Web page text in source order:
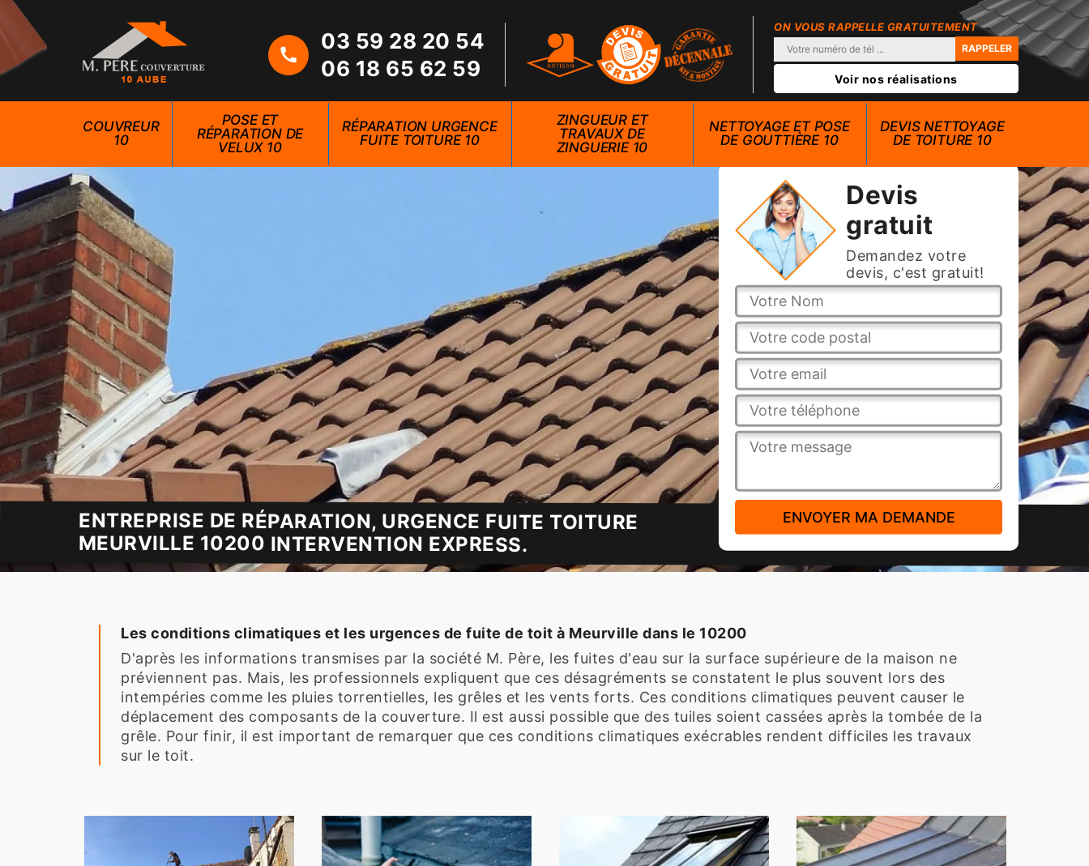
03 59 28 20 54
06 18 65 62 59
ON VOUS RAPPELLE GRATUITEMENT
Voir nos réalisations
COUVREUR
10
POSE ET
RÉPARATION DE
VELUX 10
RÉPARATION URGENCE
FUITE TOITURE 10
ZINGUEUR ET
TRAVAUX DE
ZINGUERIE 10
NETTOYAGE ET POSE
DE GOUTTIÈRE 10
DEVIS NETTOYAGE
DE TOITURE 10
Devis
gratuit
Demandez votre
devis, c'est gratuit!
ENTREPRISE DE RÉPARATION, URGENCE FUITE TOITURE
MEURVILLE 10200 INTERVENTION EXPRESS.
Les conditions climatiques et les urgences de fuite de toit à Meurville dans le 10200
D'après les informations transmises par la société M. Père, les fuites d'eau sur la surface supérieure de la maison ne
préviennent pas. Mais, les professionnels expliquent que ces désagréments se constatent le plus souvent lors des
intempéries comme les pluies torrentielles, les grêles et les vents forts. Ces conditions climatiques peuvent causer le
déplacement des composants de la couverture. Il est aussi possible que des tuiles soient cassées après la tombée de la
grêle. Pour finir, il est important de remarquer que ces conditions climatiques exécrables rendent difficiles les travaux
sur le toit.